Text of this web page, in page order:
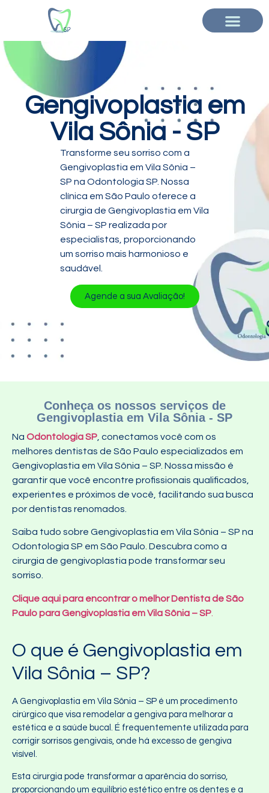
Gengivoplastia em
Vila Sônia - SP
Transforme seu sorriso com a
Gengivoplastia em Vila Sônia –
SP na Odontologia SP. Nossa
clínica em São Paulo oferece a
cirurgia de Gengivoplastia em Vila
Sônia – SP realizada por
especialistas, proporcionando
um sorriso mais harmonioso e
saudável.
Agende a sua Avaliação!
Conheça os nossos serviços de
Gengivoplastia em Vila Sônia - SP
Na Odontologia SP , conectamos você com os
melhores dentistas de São Paulo especializados em
Gengivoplastia em Vila Sônia – SP. Nossa missão é
garantir que você encontre profissionais qualificados,
experientes e próximos de você, facilitando sua busca
por dentistas renomados.
Saiba tudo sobre Gengivoplastia em Vila Sônia – SP na
Odontologia SP em São Paulo. Descubra como a
cirurgia de gengivoplastia pode transformar seu
sorriso.
Clique aqui para encontrar o melhor Dentista de São
Paulo para Gengivoplastia em Vila Sônia – SP
O que é Gengivoplastia em
Vila Sônia – SP?
A Gengivoplastia em Vila Sônia – SP é um procedimento
cirúrgico que visa remodelar a gengiva para melhorar a
estética e a saúde bucal. É frequentemente utilizada para
corrigir sorrisos gengivais, onde há excesso de gengiva
visível.
Esta cirurgia pode transformar a aparência do sorriso,
proporcionando um equilíbrio estético entre os dentes e a